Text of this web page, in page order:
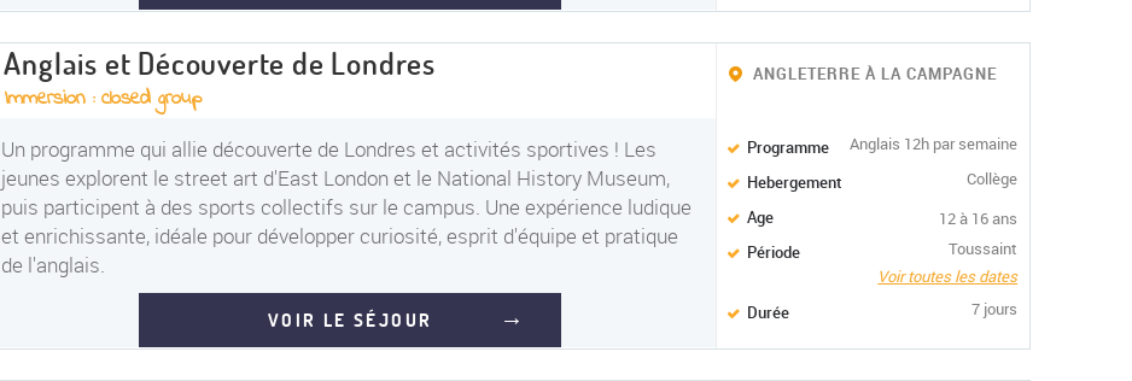
Anglais et Découverte de Londres
Immersion : closed group
Un programme qui allie découverte de Londres et activités sportives ! Les
jeunes explorent le street art d'East London et le National History Museum,
puis participent à des sports collectifs sur le campus. Une expérience ludique
et enrichissante, idéale pour développer curiosité, esprit d'équipe et pratique
de l'anglais.
VOIR LE SÉJOUR
ANGLETERRE À LA CAMPAGNE
Programme
Anglais 12h par semaine
Hebergement
Collège
Age
12 à 16 ans
Période
Toussaint
Voir toutes les dates
Durée
7 jours